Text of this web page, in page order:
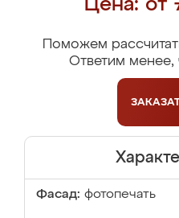
Цена: от
Поможем
Ответим менее,
Фасад: фотопечать